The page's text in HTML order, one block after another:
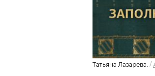
Татьяна Лазарева. /